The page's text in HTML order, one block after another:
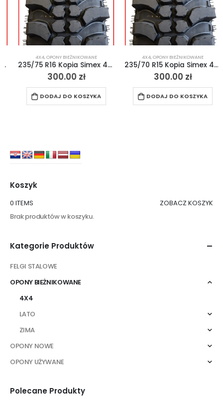
4X4,OPONY BIEŻNIKOWANE
235/75 R16 Kopia Simex 4×4 Off-Road MT
300.00zł
DODAJ DO KOSZYKA
4X4,OPONY BIEŻNIKOWANE
235/70 R15 Kopia Simex 4×4 Off-Road MT
300.00zł
DODAJ DO KOSZYKA
Koszyk
0 ITEMS
ZOBACZ KOSZYK
Brak produktów w koszyku.
Kategorie Produktów
FELGI STALOWE
OPONY BIEŻNIKOWANE
4X4
LATO
ZIMA
OPONY NOWE
OPONY UŻYWANE
Polecane Produkty